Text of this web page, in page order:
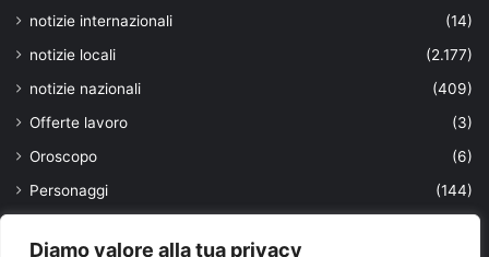
Diamo valore alla tua privacy
notizie internazionali
(14)
notizie locali
(2.177)
notizie nazionali
(409)
Offerte lavoro
(3)
Oroscopo
(6)
Personaggi
(144)